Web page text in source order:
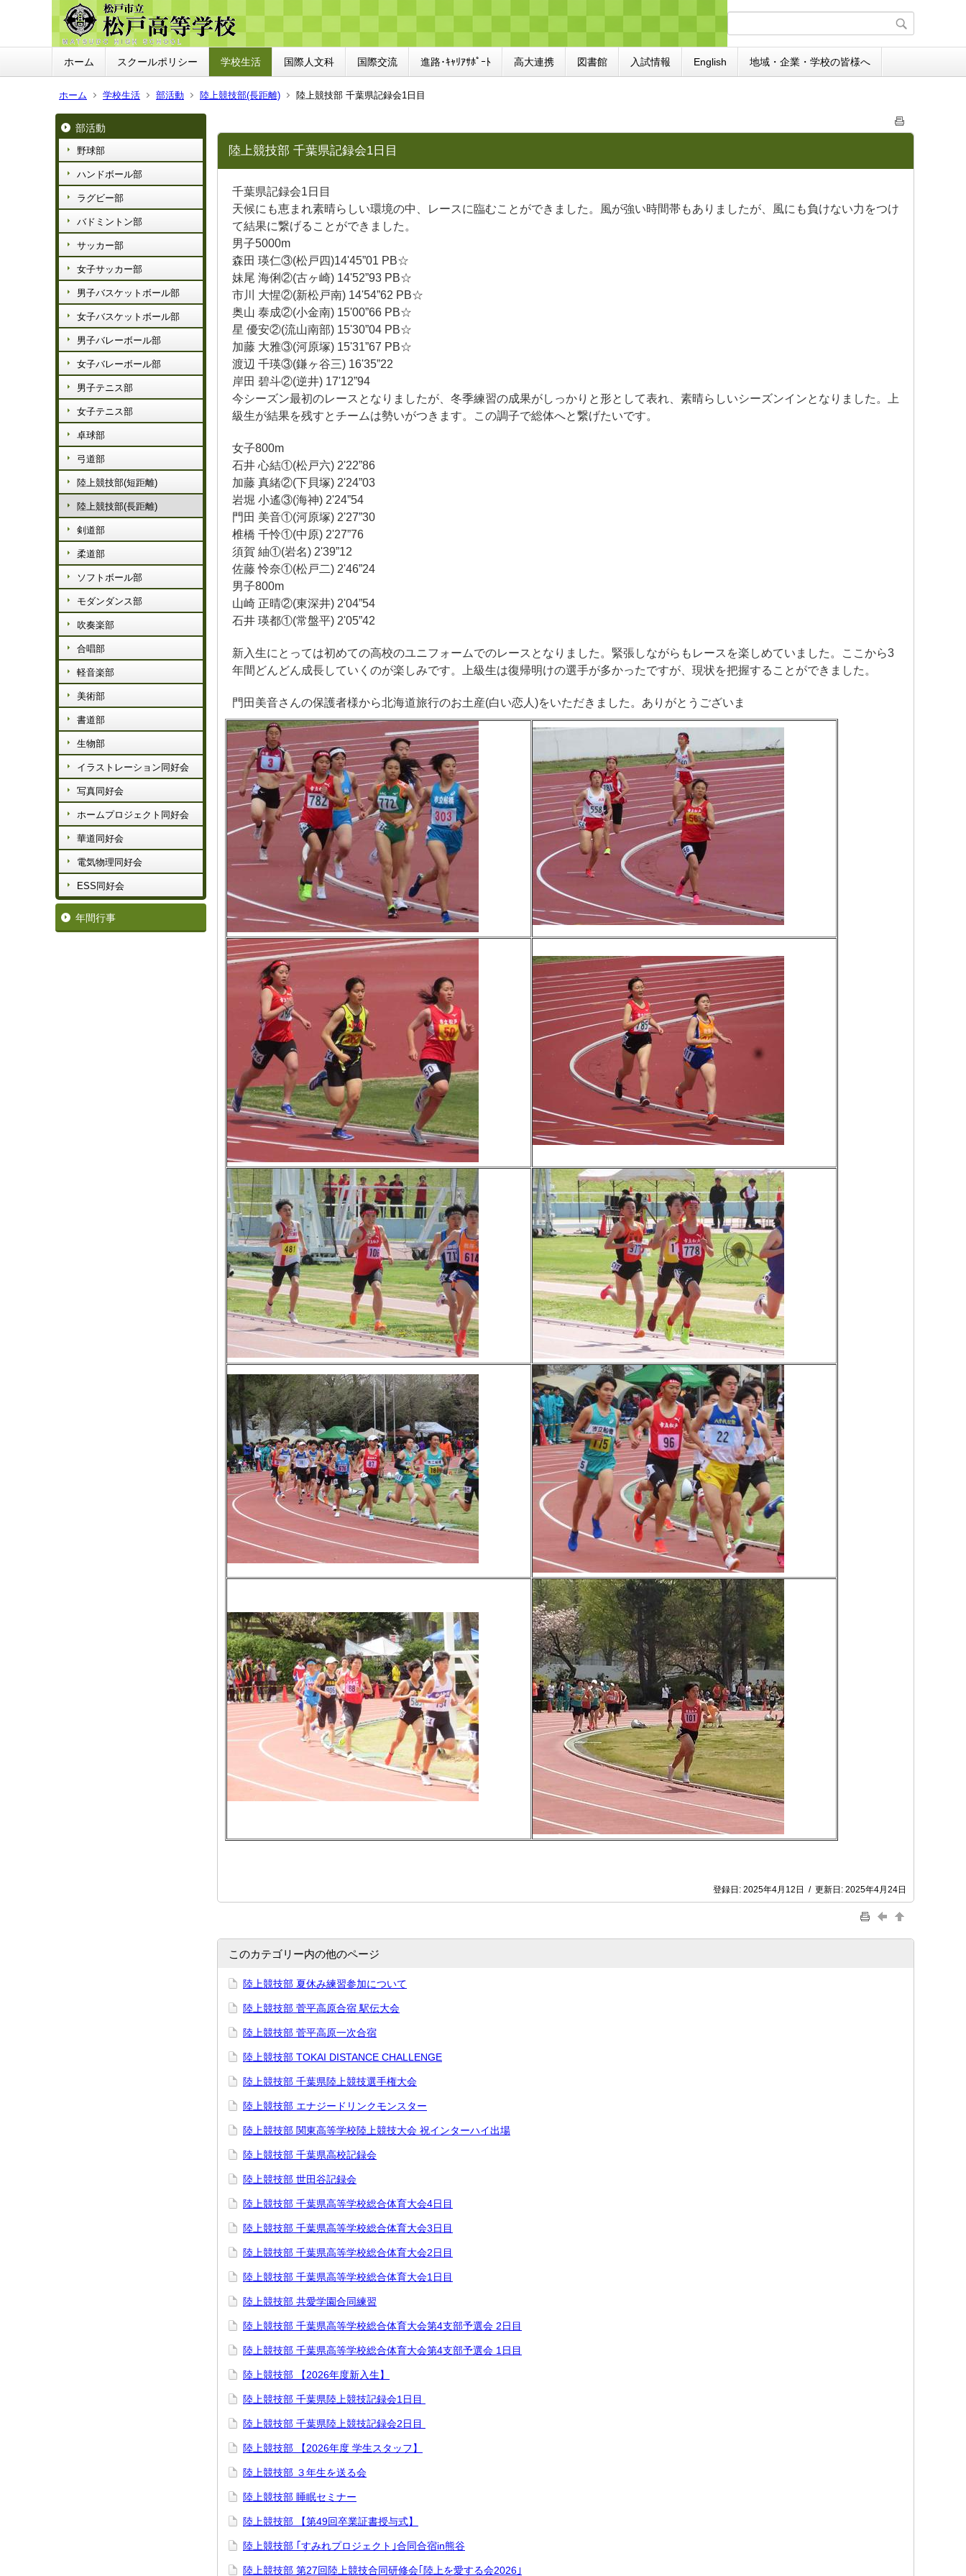
ホーム スクールポリシー 学校生活 国際人文科 国際交流 進路･ｷｬﾘｱｻﾎﾟｰﾄ 高大連携 図書館 入試情報 English 地域・企業・学校の皆様へ
ホーム 学校生活 部活動 陸上競技部(長距離) 陸上競技部 千葉県記録会1日目
部活動
野球部
ハンドボール部
ラグビー部
バドミントン部
サッカー部
女子サッカー部
男子バスケットボール部
女子バスケットボール部
男子バレーボール部
女子バレーボール部
男子テニス部
女子テニス部
卓球部
弓道部
陸上競技部(短距離)
陸上競技部(長距離)
剣道部
柔道部
ソフトボール部
モダンダンス部
吹奏楽部
合唱部
軽音楽部
美術部
書道部
生物部
イラストレーション同好会
写真同好会
ホームプロジェクト同好会
華道同好会
電気物理同好会
ESS同好会
年間行事
陸上競技部 千葉県記録会1日目
千葉県記録会1日目
天候にも恵まれ素晴らしい環境の中、レースに臨むことができました。風が強い時間帯もありましたが、風にも負けない力をつけ
て結果に繋げることができました。
男子5000m
森田 瑛仁③(松戸四)14'45”01 PB☆
妹尾 海俐②(古ヶ崎) 14'52”93 PB☆
市川 大惺②(新松戸南) 14'54”62 PB☆
奥山 泰成②(小金南) 15'00”66 PB☆
星 優安②(流山南部) 15'30”04 PB☆
加藤 大雅③(河原塚) 15'31”67 PB☆
渡辺 千瑛③(鎌ヶ谷三) 16'35”22
岸田 碧斗②(逆井) 17'12”94
今シーズン最初のレースとなりましたが、冬季練習の成果がしっかりと形として表れ、素晴らしいシーズンインとなりました。上
級生が結果を残すとチームは勢いがつきます。この調子で総体へと繋げたいです。
女子800m
石井 心結①(松戸六) 2'22”86
加藤 真緒②(下貝塚) 2'24”03
岩堀 小遙③(海神) 2'24”54
門田 美音①(河原塚) 2'27”30
椎橋 千怜①(中原) 2'27”76
須賀 紬①(岩名) 2'39”12
佐藤 怜奈①(松戸二) 2'46”24
男子800m
山崎 正晴②(東深井) 2'04”54
石井 瑛都①(常盤平) 2'05”42
新入生にとっては初めての高校のユニフォームでのレースとなりました。緊張しながらもレースを楽しめていました。ここから3
年間どんどん成長していくのが楽しみです。上級生は復帰明けの選手が多かったですが、現状を把握することができました。
門田美音さんの保護者様から北海道旅行のお土産(白い恋人)をいただきました。ありがとうございま
登録日: 2025年4月12日 / 更新日: 2025年4月24日
このカテゴリー内の他のページ
陸上競技部 夏休み練習参加について
陸上競技部 菅平高原合宿 駅伝大会
陸上競技部 菅平高原一次合宿
陸上競技部 TOKAI DISTANCE CHALLENGE
陸上競技部 千葉県陸上競技選手権大会
陸上競技部 エナジードリンクモンスター
陸上競技部 関東高等学校陸上競技大会 祝インターハイ出場
陸上競技部 千葉県高校記録会
陸上競技部 世田谷記録会
陸上競技部 千葉県高等学校総合体育⁡大会4日目
陸上競技部 千葉県高等学校総合体育⁡大会3日目
陸上競技部 千葉県高等学校総合体育⁡大会2日目
陸上競技部 千葉県高等学校総合体育⁡大会1日目
陸上競技部 共愛学園合同練習
陸上競技部 千葉県高等学校総合体育⁡大会第4支部予選会 2日目
陸上競技部 千葉県高等学校総合体育⁡大会第4支部予選会 1日目
陸上競技部 【2026年度新入生】
陸上競技部 千葉県陸上競技記録会1日目 ⁡
陸上競技部 ⁡千葉県陸上競技記録会2日目 ⁡
陸上競技部 【2026年度 学生スタッフ】
陸上競技部 ３年生を送る会
陸上競技部 睡眠セミナー
陸上競技部 【第49回卒業証書授与式】
陸上競技部 ｢すみれプロジェクト｣合同合宿in熊谷
陸上競技部 第27回陸上競技合同研修会｢陸上を愛する会2026｣